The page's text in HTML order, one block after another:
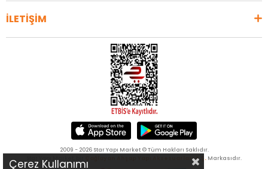
İLETİŞİM
2009 - 2026 Star Yapı Market © Tüm Hakları Saklıdır.
Çağlayan Ahşap Yapı Aksesuarları A.Ş. Markasıdır.
Çerez Kullanımı